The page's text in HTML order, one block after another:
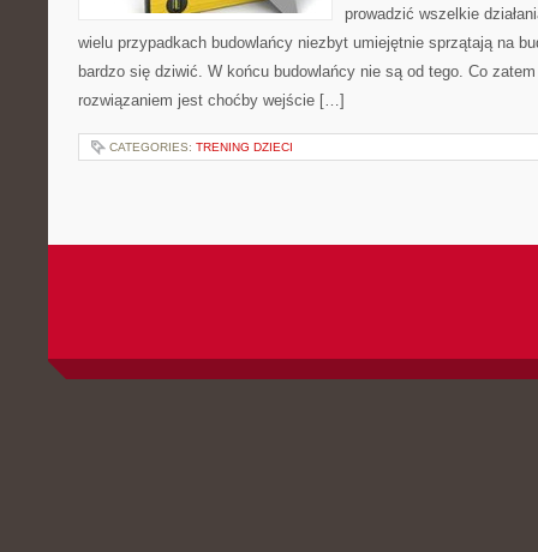
prowadzić wszelkie
wielu przypadkach budowlańcy niezbyt umiejętnie sprzątają na
bardzo się dziwić. W końcu budowlańcy nie są od tego. Co
rozwiązaniem jest choćby wejście […]
CATEGORIES: TRENING DZIECI